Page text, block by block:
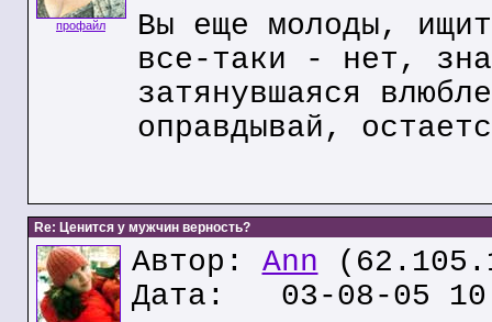
профайл
Вы еще молоды,
все-таки - нет,
затянувшаяся
оправдывай,
Re: Ценится у мужчин верность?
Автор: Ann
Дата: 03-08-05